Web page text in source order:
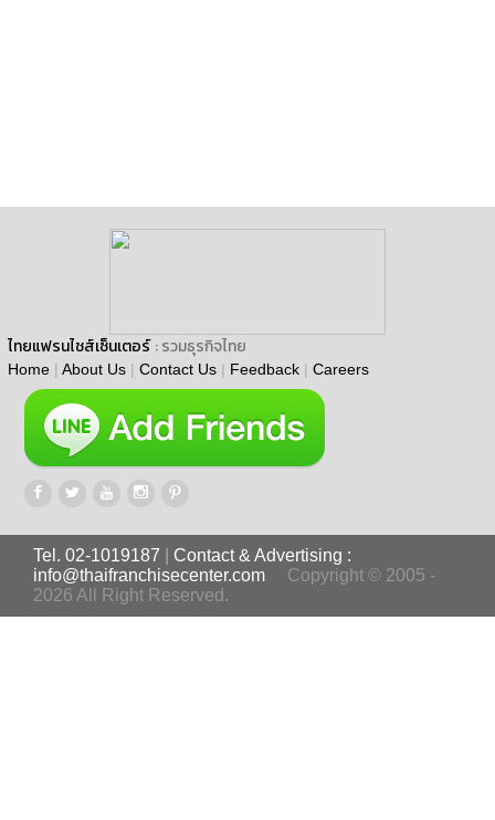
ไทยแฟรนไชส์เซ็นเตอร์ : รวมธุรกิจไทย
Home | About Us | Contact Us | Feedback | Careers
Tel. 02-1019187
Contact & Advertising :
info@thaifranchisecenter.com
Copyright © 2005 -
2026 All Right Reserved.